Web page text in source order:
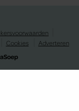
Cookies
Adverteren